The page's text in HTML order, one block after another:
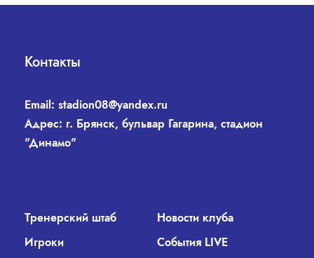
Контакты
Email: stadion08@yandex.ru
Адрес: г. Брянск, бульвар Гагарина, стадион
"Динамо"
Тренерский штаб
Новости клуба
Игроки
События LIVE